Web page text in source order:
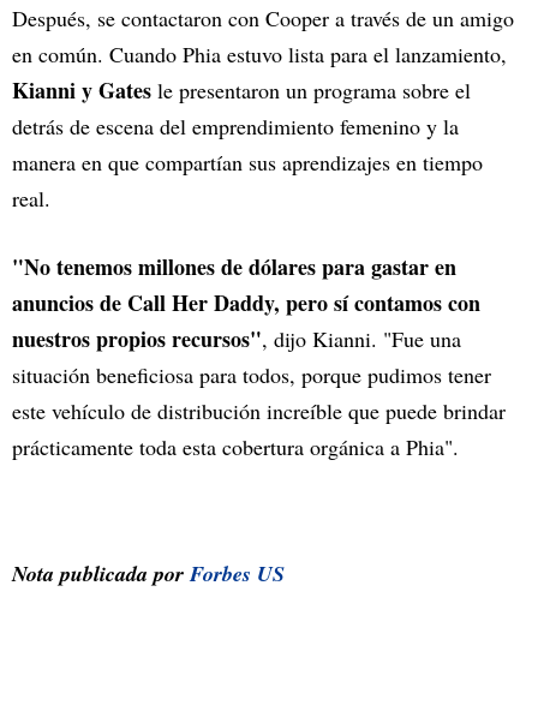
Después, se contactaron con Cooper a través de un amigo
en común. Cuando Phia estuvo lista para el lanzamiento,
Kianni y Gates le presentaron un programa sobre el
detrás de escena del emprendimiento femenino y la
manera en que compartían sus aprendizajes en tiempo
real.
"No tenemos millones de dólares para gastar en
anuncios de Call Her Daddy, pero sí contamos con
nuestros propios recursos", dijo Kianni. "Fue una
situación beneficiosa para todos, porque pudimos tener
este vehículo de distribución increíble que puede brindar
prácticamente toda esta cobertura orgánica a Phia".
Nota publicada porForbes US